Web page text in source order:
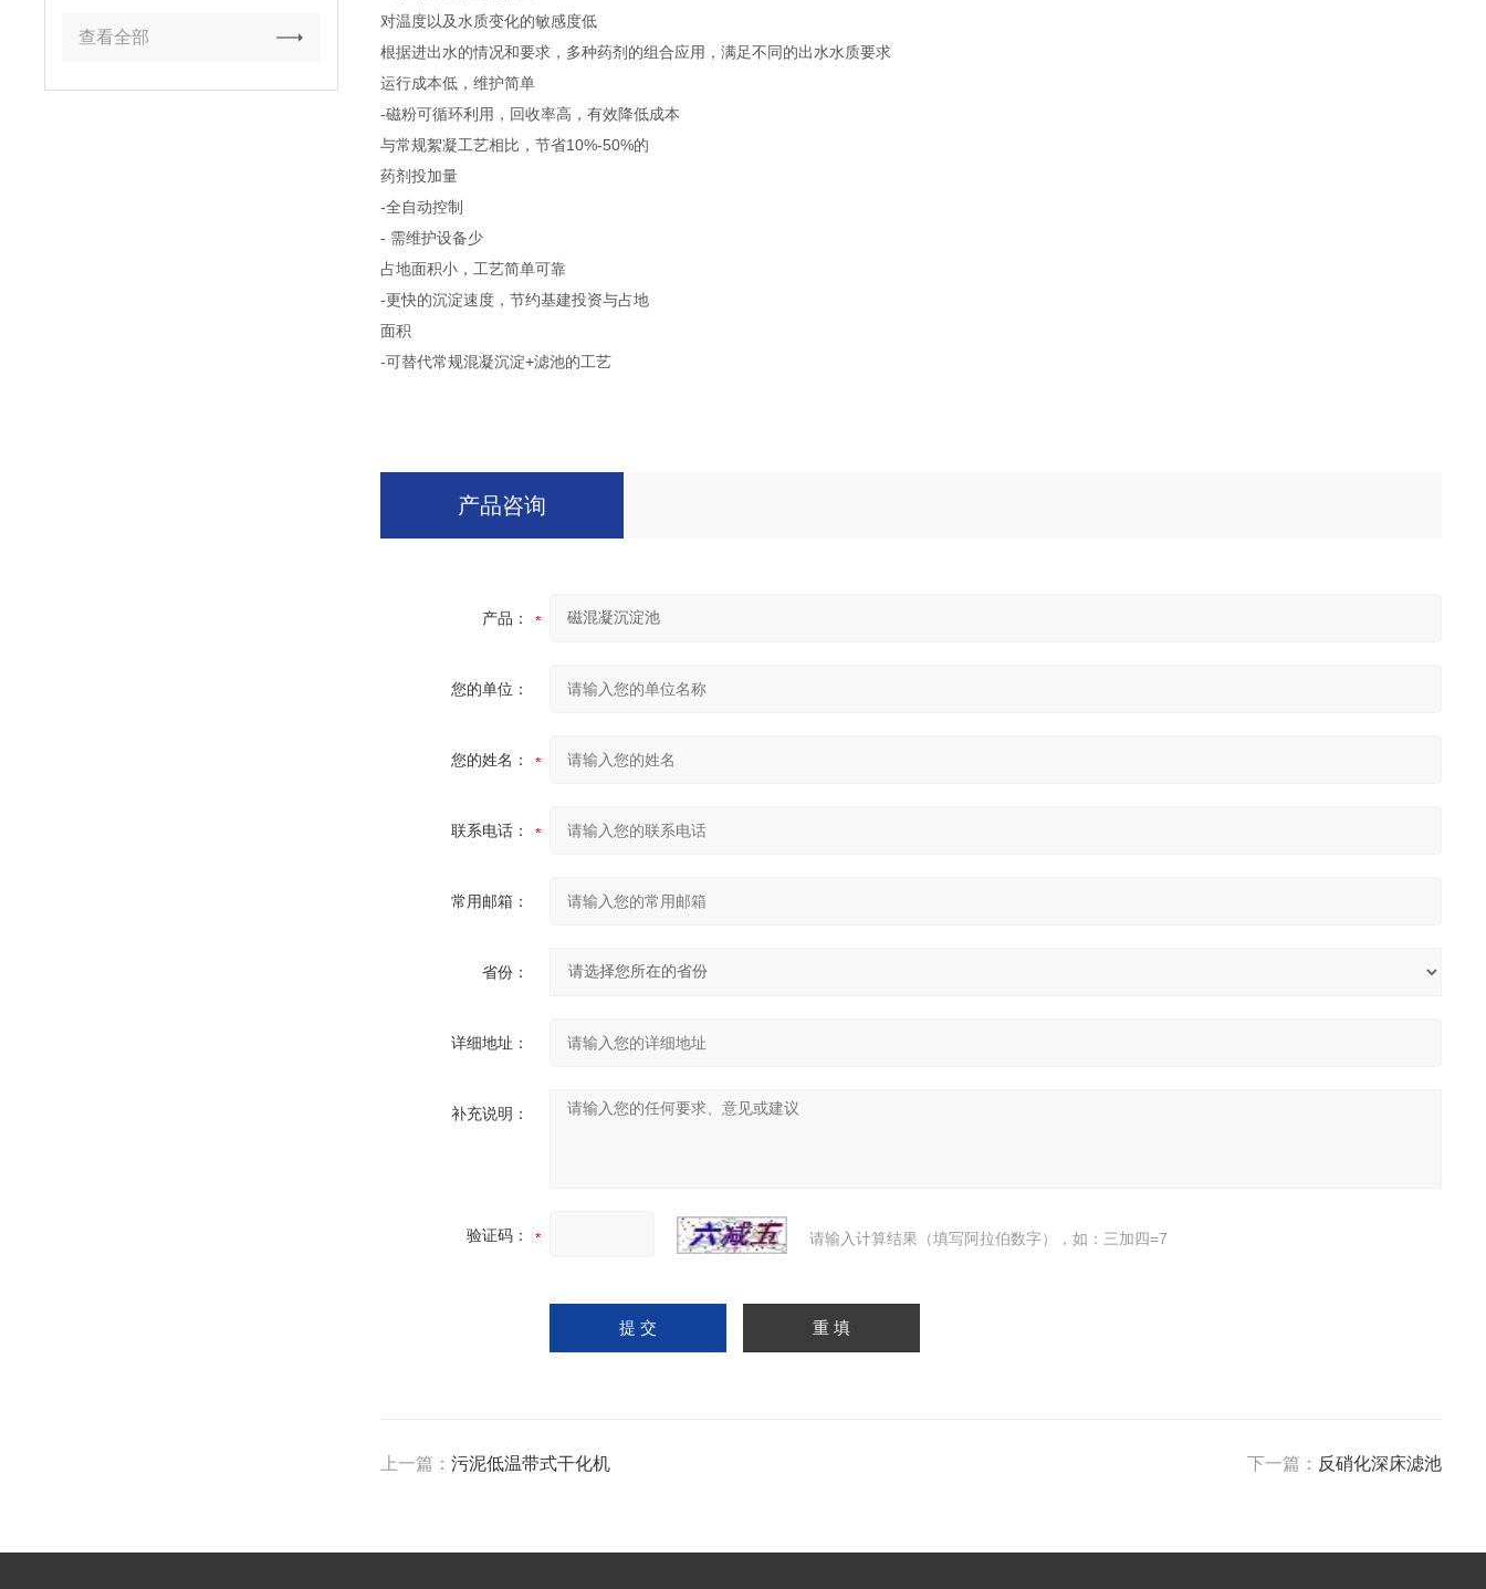
查看全部
对温度以及水质变化的敏感度低
根据进出水的情况和要求，多种药剂的组合应用，满足不同的出水水质要求
运行成本低，维护简单
-磁粉可循环利用，回收率高，有效降低成本
与常规絮凝工艺相比，节省10%-50%的
药剂投加量
-全自动控制
- 需维护设备少
占地面积小，工艺简单可靠
-更快的沉淀速度，节约基建投资与占地
面积
-可替代常规混凝沉淀+滤池的工艺
产品咨询
产品：
您的单位：
您的姓名：
联系电话：
常用邮箱：
省份：
详细地址：
补充说明：
验证码： 请输入计算结果（填写阿拉伯数字），如：三加四=7
上一篇： 污泥低温带式干化机 下一篇： 反硝化深床滤池